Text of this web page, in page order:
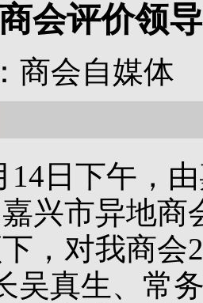
会评价领
商会自媒体
14日下午，
兴市异地商
，对我商会
吴真生、常